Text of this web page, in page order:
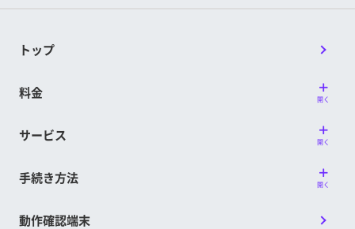
トップ
料金 開く
サービス 開く
手続き方法 開く
動作確認端末